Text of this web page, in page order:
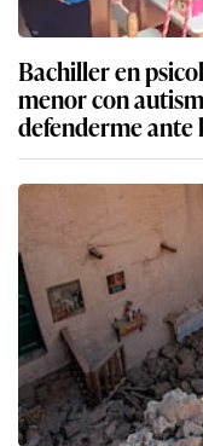
Bachiller en
menor con
defenderme ante